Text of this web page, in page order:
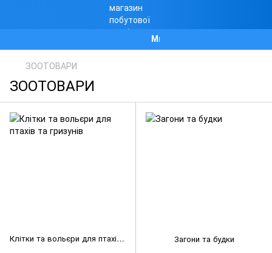
Ми працюємо!
ЗООТОВАРИ
ЗООТОВАРИ
Клітки та вольєри для птахів та гризунів Загони та будки